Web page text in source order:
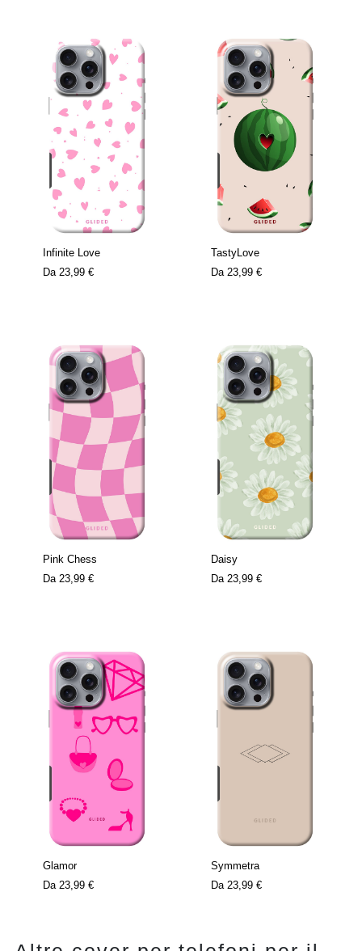
Infinite Love
Da 23,99 €
TastyLove
Da 23,99 €
Pink Chess
Da 23,99 €
Daisy
Da 23,99 €
Glamor
Da 23,99 €
Symmetra
Da 23,99 €